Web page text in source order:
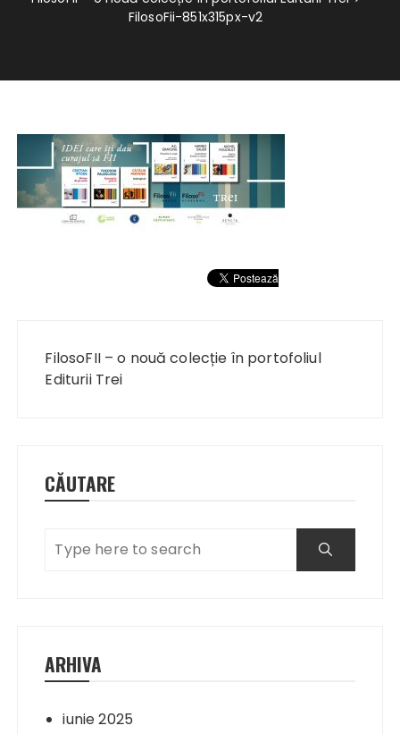
FilosoFii-851x315px-v2
articole
FilosoFII – o nouă colecție în portofoliul
Editurii Trei
CĂUTARE
ARHIVA
iunie 2025